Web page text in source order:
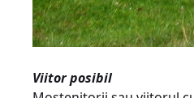
Viitor posibil